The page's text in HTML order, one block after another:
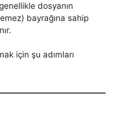
dosyanın
bayrağına sahip
için şu adımları